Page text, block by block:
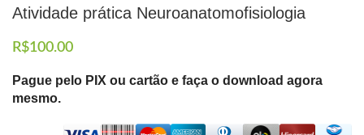
Atividade prática Neuroanatomofisiologia
R$100.00
Pague pelo PIX ou cartão e faça o download agora
mesmo.